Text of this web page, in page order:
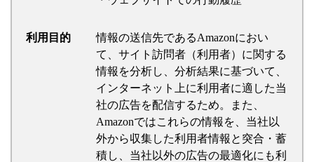
利用目的
情報の送信先であるAmazonにおい
て、サイト訪問者（利用者）に関する
情報を分析し、分析結果に基づいて、
インターネット上に利用者に適した当
社の広告を配信するため。また、
Amazonではこれらの情報を、当社以
外から収集した利用者情報と突合・蓄
積し、当社以外の広告の最適化にも利